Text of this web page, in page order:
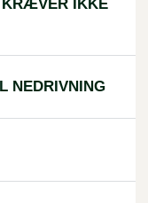
KRÆVER IKKE
NEDRIVNING